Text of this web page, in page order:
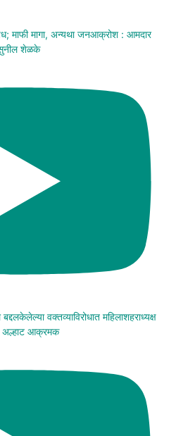
माफी मागा, अन्यथा जनआक्रोश : आमदार
शेळके
वक्तव्याविरोधात महिलाशहराध्यक्ष
अल्हाट आक्रमक